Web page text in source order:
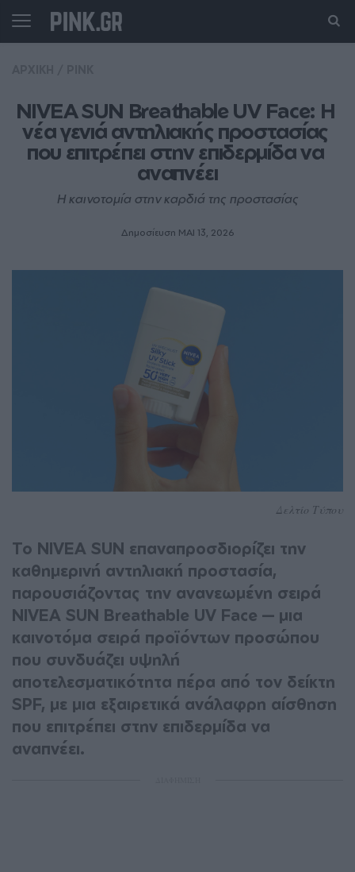
NIVEA SUN Breathable UV Face: Η
νέα γενιά αντηλιακής προστασίας
που επιτρέπει στην επιδερμίδα να
αναπνέει
Η καινοτομία στην καρδιά της προστασίας
Δημοσίευση ΜΑΙ 13, 2026
Δελτίο Τύπου
Το NIVEA SUN επαναπροσδιορίζει την
καθημερινή αντηλιακή προστασία,
παρουσιάζοντας την ανανεωμένη σειρά
NIVEA SUN Breathable UV Face — μια
καινοτόμα σειρά προϊόντων προσώπου
που συνδυάζει υψηλή
αποτελεσματικότητα πέρα από τον δείκτη
SPF, με μια εξαιρετικά ανάλαφρη αίσθηση
που επιτρέπει στην επιδερμίδα να
αναπνέει.